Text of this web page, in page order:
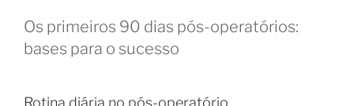
Os primeiros 90 dias pós-operatórios:
bases para o sucesso
Rotina diária no pós-operatório